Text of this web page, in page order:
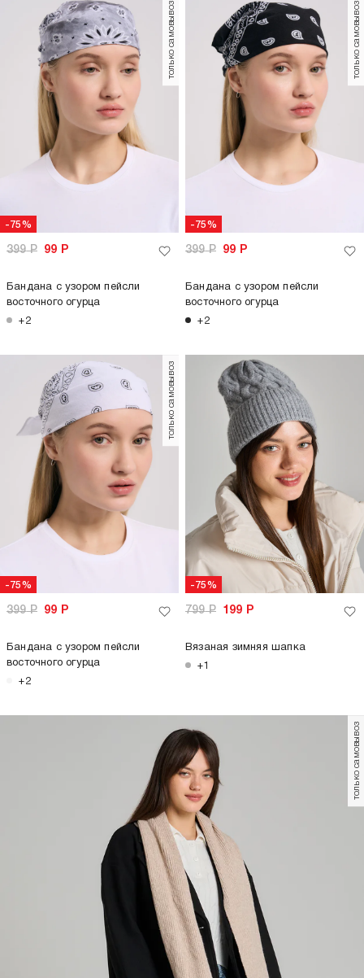
-75%
только самовывоз
399Р 99 Р
Бандана с узором пейсли
восточного огурца
+2
-75%
только самовывоз
399Р 99 Р
Бандана с узором пейсли
восточного огурца
+2
-75%
только самовывоз
399Р 99 Р
Бандана с узором пейсли
восточного огурца
+2
-75%
799Р 199 Р
Вязаная зимняя шапка
+1
только самовывоз